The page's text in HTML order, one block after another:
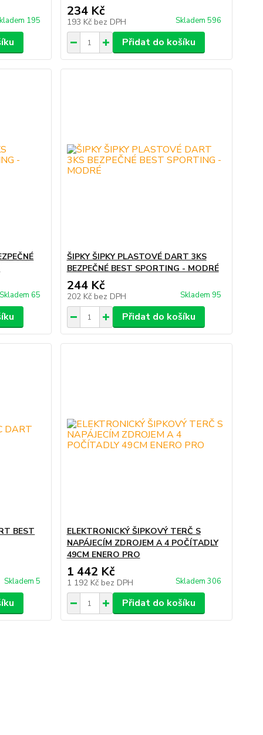
195
234 Kč
193 Kč bez DPH Skladem 596
Přidat do košíku
Skladem 65
ŠIPKY ŠIPKY PLASTOVÉ DART 3KS
BEZPEČNÉ BEST SPORTING - MODRÉ
244 Kč
202 Kč bez DPH Skladem 95
Přidat do košíku
BEST
Skladem 5
ELEKTRONICKÝ ŠIPKOVÝ TERČ S
NAPÁJECÍM ZDROJEM A 4 POČÍTADLY
49CM ENERO PRO
1 442 Kč
1 192 Kč bez DPH Skladem 306
Přidat do košíku